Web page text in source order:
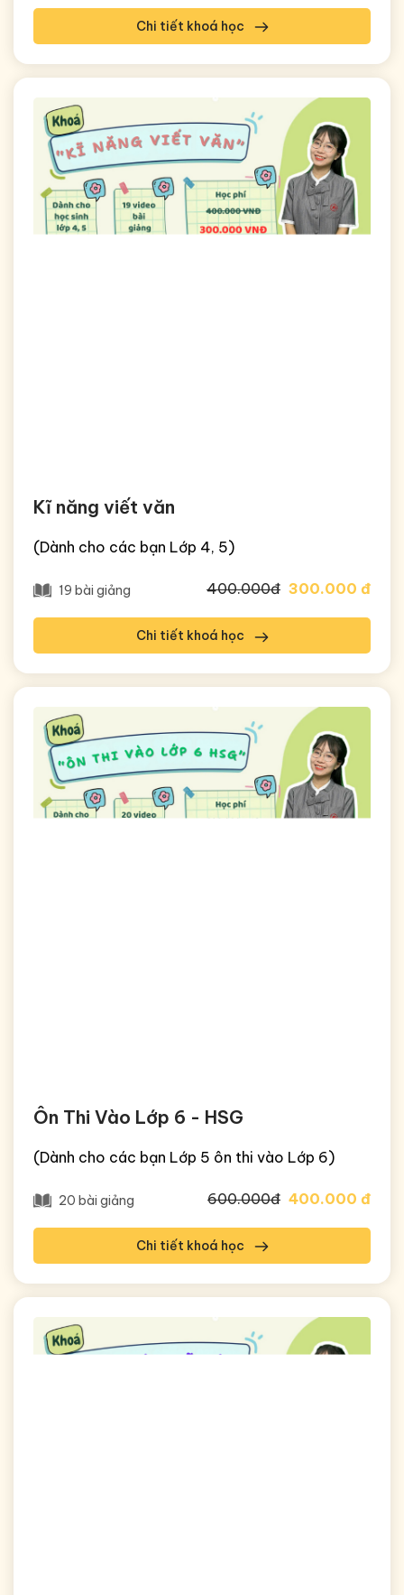
Chi tiết khoá học
Kĩ năng viết văn
(Dành cho các bạn Lớp 4, 5)
19 bài giảng 400.000đ 300.000 đ
Chi tiết khoá học
Ôn Thi Vào Lớp 6 - HSG
(Dành cho các bạn Lớp 5 ôn thi vào Lớp 6)
20 bài giảng 600.000đ 400.000 đ
Chi tiết khoá học